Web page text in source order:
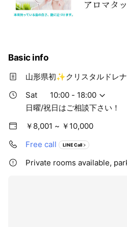
Basic info
山形県初✨クリスタルドレ
Sat
10:00 - 18:00
日曜/祝日はご相談下さい！
￥8,001 ~ ￥10,000
Free call
LINE Call
Private rooms available,